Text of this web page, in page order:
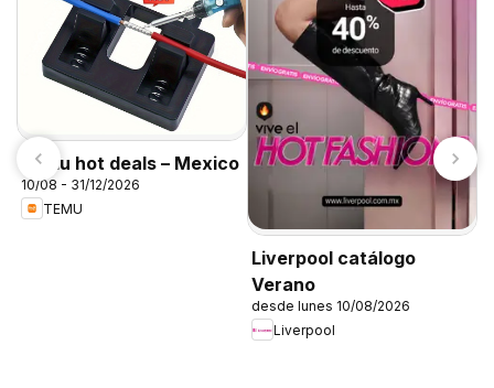
Temu hot deals – Mexico
10/08 - 31/12/2026
TEMU
Liverpool catálogo
Verano
desde lunes 10/08/2026
Liverpool